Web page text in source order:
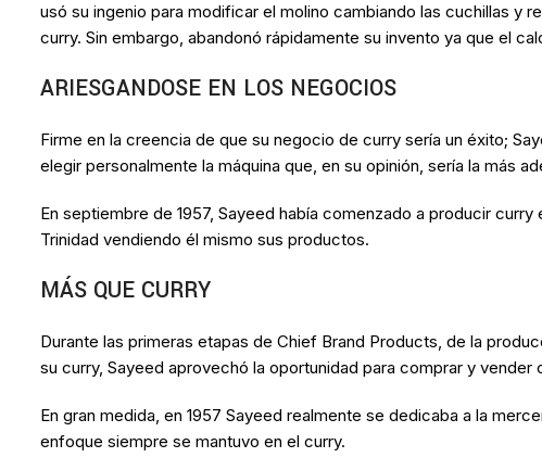
usó su ingenio para modificar el molino cambiando las cuchillas y
curry. Sin embargo, abandonó rápidamente su invento ya que el
ARIESGANDOSE EN LOS NEGOCIOS
Firme en la creencia de que su negocio de curry sería un éxito;
elegir personalmente la máquina que, en su opinión, sería la más
En septiembre de 1957, Sayeed había comenzado a producir
Trinidad vendiendo él mismo sus productos.
MÁS QUE CURRY
Durante las primeras etapas de Chief Brand Products, de la
su curry, Sayeed aprovechó la oportunidad para comprar y vender
En gran medida, en 1957 Sayeed realmente se dedicaba a la
enfoque siempre se mantuvo en el curry.